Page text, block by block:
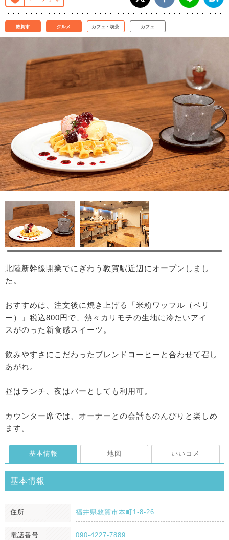
敦賀市 グルメ カフェ・喫茶 カフェ
北陸新幹線開業でにぎわう敦賀駅近辺にオープンしまし
た。
おすすめは、注文後に焼き上げる「米粉ワッフル（ベリ
ー）」税込800円で、熱々カリモチの生地に冷たいアイ
スがのった新食感スイーツ。
飲みやすさにこだわったブレンドコーヒーと合わせて召し
あがれ。
昼はランチ、夜はバーとしても利用可。
カウンター席では、オーナーとの会話ものんびりと楽しめ
ます。
基本情報 地図 いいコメ
基本情報
住所 福井県敦賀市本町1-8-26
電話番号 090-4227-7889